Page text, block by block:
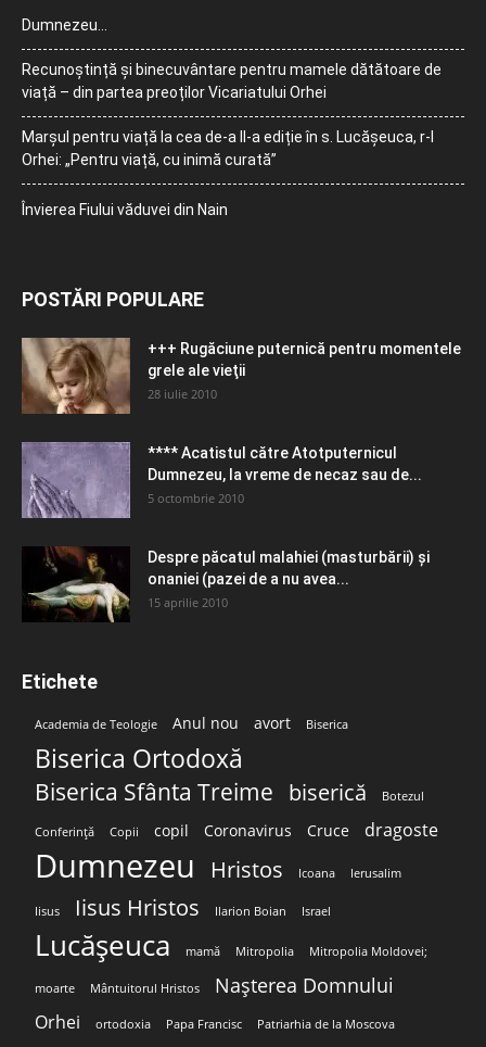
Dumnezeu…
Recunoștință și binecuvântare pentru mamele dătătoare de
viață – din partea preoților Vicariatului Orhei
Marșul pentru viață la cea de-a II-a ediție în s. Lucășeuca, r-l
Orhei: „Pentru viață, cu inimă curată”
Învierea Fiului văduvei din Nain
POSTĂRI POPULARE
+++ Rugăciune puternică pentru momentele
grele ale vieţii
28 iulie 2010
**** Acatistul către Atotputernicul
Dumnezeu, la vreme de necaz sau de...
5 octombrie 2010
Despre păcatul malahiei (masturbării) şi
onaniei (pazei de a nu avea...
15 aprilie 2010
Etichete
Academia de Teologie Anul nou avort Biserica
Biserica Ortodoxă
Biserica Sfânta Treime biserică Botezul
Conferință Copii copil Coronavirus Cruce dragoste
Dumnezeu Hristos Icoana Ierusalim
Iisus Iisus Hristos Ilarion Boian Israel
Lucășeuca mamă Mitropolia Mitropolia Moldovei;
moarte Mântuitorul Hristos Nașterea Domnului
Orhei ortodoxia Papa Francisc Patriarhia de la Moscova